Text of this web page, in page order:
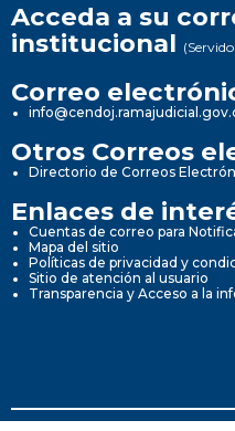
Acceda a su
institucional
Correo
Otros Correos
Directorio de Correos
Enlaces de
Cuentas de correo para
Mapa del sitio
Políticas de privacidad y
Sitio de atención al usuario
Transparencia y Acceso a la